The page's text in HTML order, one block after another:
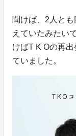
聞けば、2人と
えていたみたい
けばT K Oの再
ていました。